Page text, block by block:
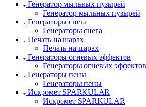
Генератор мыльных пузырей
Генератор мыльных пузырей
Генераторы снега
Генераторы снега
Печать на шарах
Печать на шарах
Генераторы огневых эффектов
Генераторы огневых эффектов
Генераторы пены
Генераторы пены
Искромет SPARKULAR
Искромет SPARKULAR